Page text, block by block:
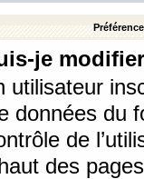
je
utilisateur
données du
de
des